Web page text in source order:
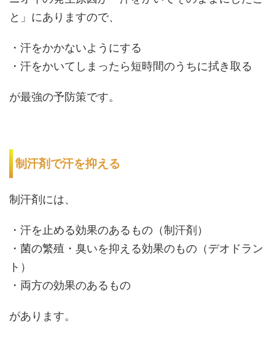
と」にありますので、
・汗をかかないようにする
・汗をかいてしまったら短時間のうちに拭き取る
が最強の予防策です。
制汗剤で汗を抑える
制汗剤には、
・汗を止める効果のあるもの（制汗剤）
・菌の繁殖・臭いを抑える効果のもの（デオドラン
ト）
・両方の効果のあるもの
があります。